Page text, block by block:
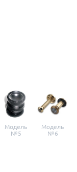
Модель
№5
Модель
№6